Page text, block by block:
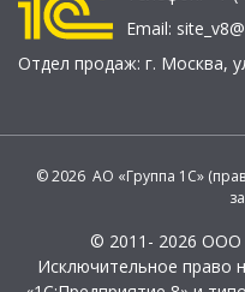
Email:
Отдел продаж: г. Москва,
© 2026 АО «Группа 1С»
© 2011- 2026 ООО
Исключительное право